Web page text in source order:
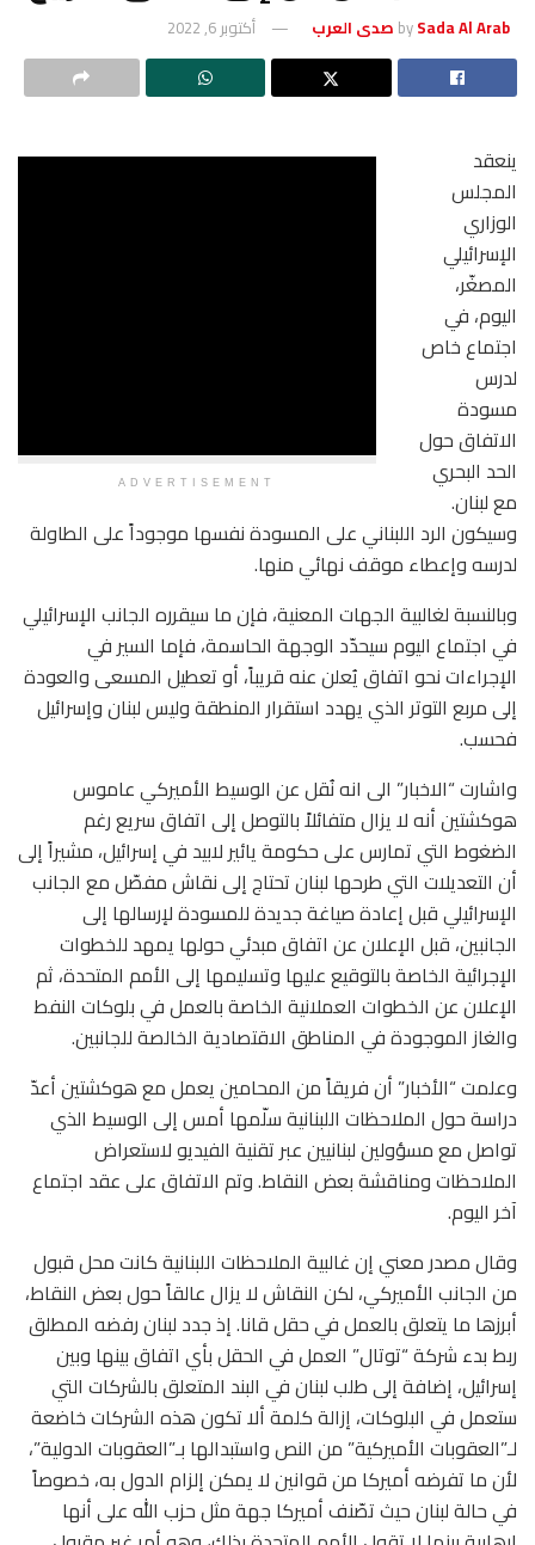
bySada Al Arab صدى العرب أكتوبر 6, 2022
ADVERTISEMENT
ينعقد
المجلس
الوزاري
الإسرائيلي
المصغّر،
اليوم، في
اجتماع خاص
لدرس
مسودة
الاتفاق حول
الحد البحري
مع لبنان.
وسيكون الرد اللبناني على المسودة نفسها موجوداً على الطاولة
لدرسه وإعطاء موقف نهائي منها.
وبالنسبة لغالبية الجهات المعنية، فإن ما سيقرره الجانب الإسرائيلي
في اجتماع اليوم سيحدّد الوجهة الحاسمة، فإما السير في
الإجراءات نحو اتفاق يُعلن عنه قريباً، أو تعطيل المسعى والعودة
إلى مربع التوتر الذي يهدد استقرار المنطقة وليس لبنان وإسرائيل
فحسب.
واشارت “الاخبار” الى انه نُقل عن الوسيط الأميركي عاموس
هوكشتين أنه لا يزال متفائلاً بالتوصل إلى اتفاق سريع رغم
الضغوط التي تمارس على حكومة يائير لابيد في إسرائيل، مشيراً إلى
أن التعديلات التي طرحها لبنان تحتاج إلى نقاش مفصّل مع الجانب
الإسرائيلي قبل إعادة صياغة جديدة للمسودة لإرسالها إلى
الجانبين، قبل الإعلان عن اتفاق مبدئي حولها يمهد للخطوات
الإجرائية الخاصة بالتوقيع عليها وتسليمها إلى الأمم المتحدة، ثم
الإعلان عن الخطوات العملانية الخاصة بالعمل في بلوكات النفط
والغاز الموجودة في المناطق الاقتصادية الخالصة للجانبين.
وعلمت “الأخبار” أن فريقاً من المحامين يعمل مع هوكشتين أعدّ
دراسة حول الملاحظات اللبنانية سلّمها أمس إلى الوسيط الذي
تواصل مع مسؤولين لبنانيين عبر تقنية الفيديو لاستعراض
الملاحظات ومناقشة بعض النقاط. وتم الاتفاق على عقد اجتماع
آخر اليوم.
وقال مصدر معني إن غالبية الملاحظات اللبنانية كانت محل قبول
من الجانب الأميركي، لكن النقاش لا يزال عالقاً حول بعض النقاط،
أبرزها ما يتعلق بالعمل في حقل قانا. إذ جدد لبنان رفضه المطلق
ربط بدء شركة “توتال” العمل في الحقل بأي اتفاق بينها وبين
إسرائيل، إضافة إلى طلب لبنان في البند المتعلق بالشركات التي
ستعمل في البلوكات، إزالة كلمة ألا تكون هذه الشركات خاضعة
لـ”العقوبات الأميركية” من النص واستبدالها بـ”العقوبات الدولية”،
لأن ما تفرضه أميركا من قوانين لا يمكن إلزام الدول به، خصوصاً
في حالة لبنان حيث تصّنف أميركا جهة مثل حزب الله على أنها